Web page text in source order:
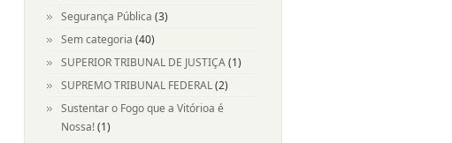
Segurança Pública (3)
Sem categoria (40)
SUPERIOR TRIBUNAL DE JUSTIÇA(1)
SUPREMO TRIBUNAL FEDERAL(2)
Sustentar o Fogo que a Vitórioa é
Nossa!(1)